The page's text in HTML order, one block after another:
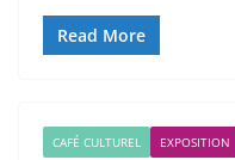
Read More
CAFÉ CULTUREL EXPOSITION